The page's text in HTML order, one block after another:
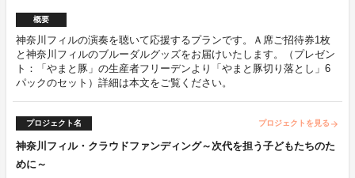
概要
神奈川フィルの演奏を聴いて応援するプランです。Ａ席ご招待券1枚
と神奈川フィルのブルーダルグッズをお届けいたします。（プレゼン
ト：「やまと豚」の生産者フリーデンより「やまと豚切り落とし」6
パックのセット）詳細は本文をご覧ください。
プロジェクト名 プロジェクトを見る arrow_forward
神奈川フィル・クラウドファンディング～次代を担う子どもたちのた
めに～